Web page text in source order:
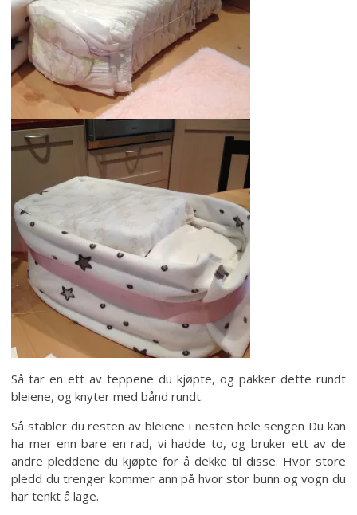
Så tar en ett av teppene du kjøpte, og pakker dette rundt
bleiene, og knyter med bånd rundt.
Så stabler du resten av bleiene i nesten hele sengen Du kan
ha mer enn bare en rad, vi hadde to, og bruker ett av de
andre pleddene du kjøpte for å dekke til disse. Hvor store
pledd du trenger kommer ann på hvor stor bunn og vogn du
har tenkt å lage.